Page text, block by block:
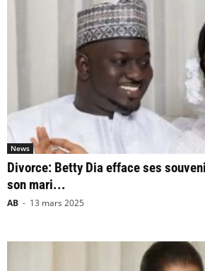
News
Divorce: Betty Dia efface ses
son mari...
AB - 13 mars 2025